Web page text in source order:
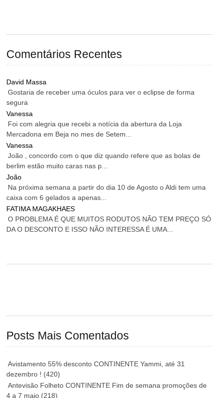
Comentários Recentes
David Massa
Gostaria de receber uma óculos para ver o eclipse de forma
segura
Vanessa
Foi com alegria que recebi a notícia da abertura da Loja
Mercadona em Beja no mes de Setem...
Vanessa
João , concordo com o que diz quando refere que as bolas de
berlim estão muito caras nas p...
João
Na próxima semana a partir do dia 10 de Agosto o Aldi tem uma
caixa com 6 gelados a apenas...
FATIMA MAGAKHAES
O PROBLEMA É QUE MUITOS RODUTOS NÃO TEM PREÇO SÓ
DA O DESCONTO E ISSO NÃO INTERESSA É UMA...
Posts Mais Comentados
Avistamento 55% desconto CONTINENTE Yammi, até 31
dezembro ! (420)
Antevisão Folheto CONTINENTE Fim de semana promoções de
4 a 7 maio (218)